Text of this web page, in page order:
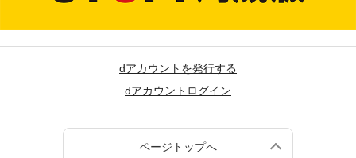
dアカウントを発行する
dアカウントログイン
ページトップへ